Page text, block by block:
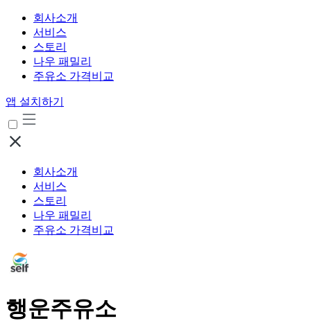
회사소개
서비스
스토리
나우 패밀리
주유소 가격비교
앱 설치하기
회사소개
서비스
스토리
나우 패밀리
주유소 가격비교
행운주유소